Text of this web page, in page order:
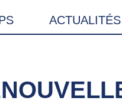
ACTUALITÉS